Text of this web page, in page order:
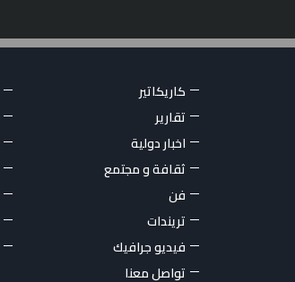
كاريكاتير
تقارير
اخبار دولية
ثقافة و مجتمع
فن
تريندات
فيديو جرافيك
تواصل معنا